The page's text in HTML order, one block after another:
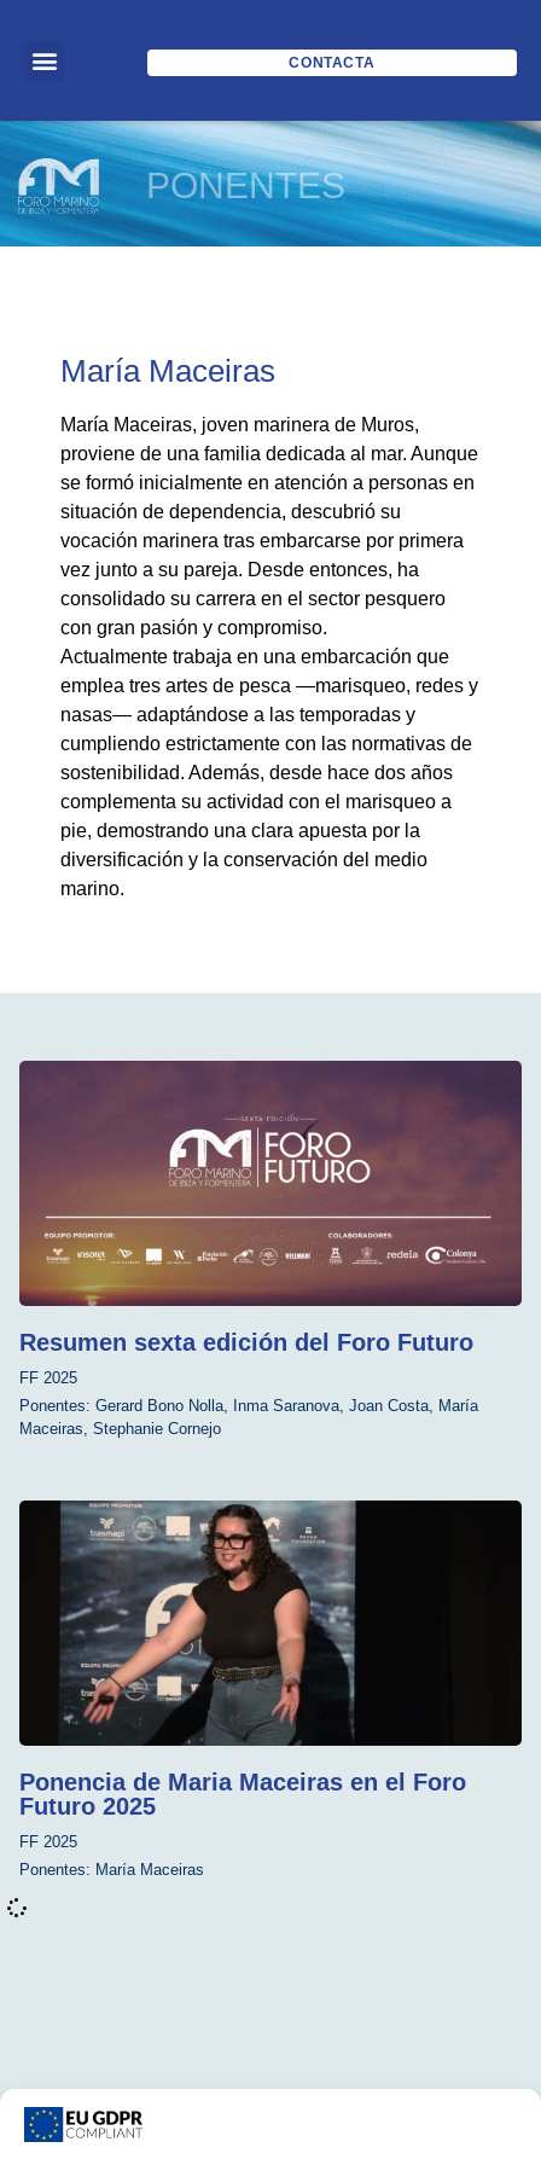
CONTACTA
PONENTES
María Maceiras
María Maceiras, joven marinera de Muros,
proviene de una familia dedicada al mar. Aunque
se formó inicialmente en atención a personas en
situación de dependencia, descubrió su
vocación marinera tras embarcarse por primera
vez junto a su pareja. Desde entonces, ha
consolidado su carrera en el sector pesquero
con gran pasión y compromiso.
Actualmente trabaja en una embarcación que
emplea tres artes de pesca —marisqueo, redes y
nasas— adaptándose a las temporadas y
cumpliendo estrictamente con las normativas de
sostenibilidad. Además, desde hace dos años
complementa su actividad con el marisqueo a
pie, demostrando una clara apuesta por la
diversificación y la conservación del medio
marino.
Resumen sexta edición del Foro Futuro
FF 2025
Ponentes: Gerard Bono Nolla Inma Saranova Joan Costa María
Maceiras Stephanie Cornejo
Ponencia de Maria Maceiras en el Foro
Futuro 2025
FF 2025
Ponentes: María Maceiras